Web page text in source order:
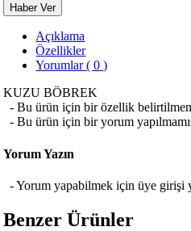
Haber Ver
Açıklama
Özellikler
Yorumlar ( 0 )
KUZU BÖBREK
- Bu ürün için bir özellik
- Bu ürün için bir yorum
Yorum Yazın
- Yorum yapabilmek için üye girişi
Benzer Ürünler